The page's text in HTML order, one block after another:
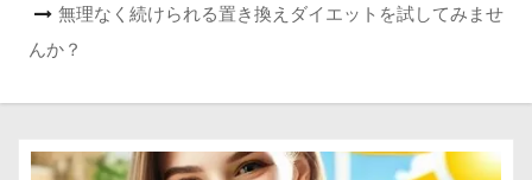
無理なく続けられる置き換えダイエットを試してみませ
んか？